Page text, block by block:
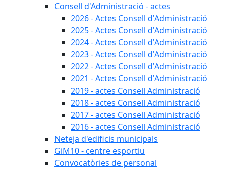
Consell d'Administració - actes
2026 - Actes Consell d'Administració
2025 - Actes Consell d'Administració
2024 - Actes Consell d'Administració
2023 - Actes Consell d'Administració
2022 - Actes Consell d'Administració
2021 - Actes Consell d'Administració
2019 - actes Consell Administració
2018 - actes Consell Administració
2017 - actes Consell Administració
2016 - actes Consell Administració
Neteja d'edificis municipals
GiM10 - centre esportiu
Convocatòries de personal